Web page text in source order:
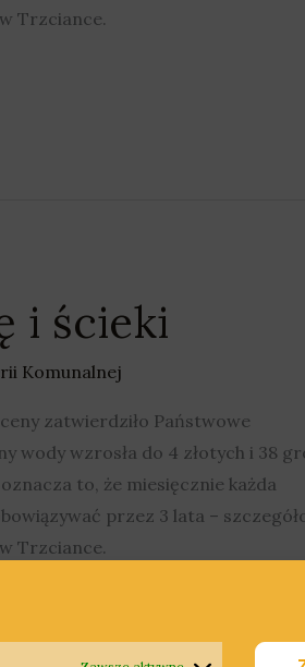
Trzciance.
i ścieki
Komunalnej
zatwierdziło Państwowe
wody wzrosła do 4 złotych i 38
to, że miesięcznie każda
przez 3 lata –
Trzciance.